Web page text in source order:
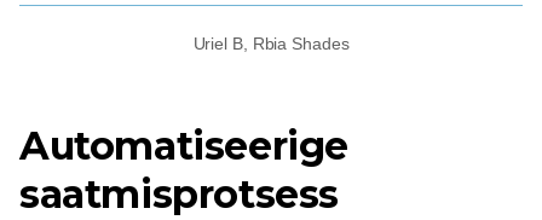
Uriel B, Rbia Shades
Automatiseerige
saatmisprotsess